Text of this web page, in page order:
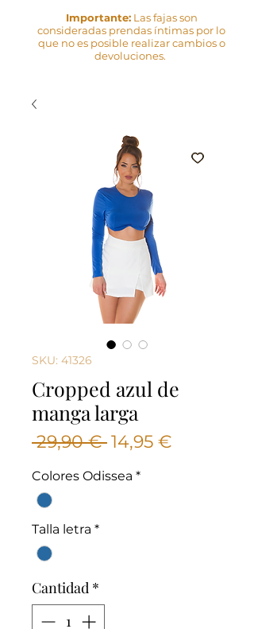
Importante:Las fajas son
consideradas prendas íntimas por lo
que no es posible realizar cambios o
devoluciones.
SKU: 41326
Cropped azul de
manga larga
29,90 € Precio
14,95 €
Colores Odissea *
Talla letra *
Cantidad *